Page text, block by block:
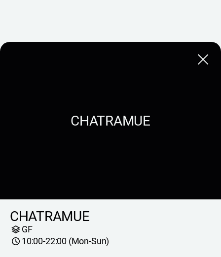
Close
CHATRAMUE
CHATRAMUE
GF
10:00-22:00 (Mon-Sun)